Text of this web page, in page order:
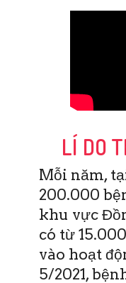
LÍ DO
Mỗi năm,
200.000
khu vực
có từ
vào hoạt
5/2021,